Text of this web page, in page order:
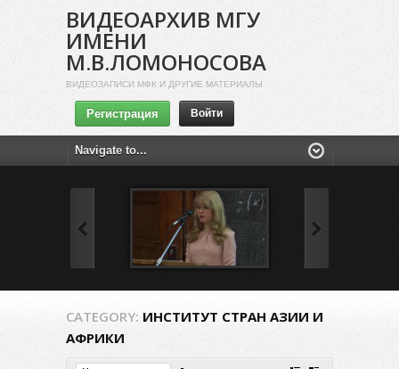
ВИДЕОАРХИВ МГУ
ИМЕНИ
М.В.ЛОМОНОСОВА
ВИДЕОЗАПИСИ МФК И ДРУГИЕ МАТЕРИАЛЫ
Регистрация Войти
CATEGORY: ИНСТИТУТ СТРАН АЗИИ И
АФРИКИ